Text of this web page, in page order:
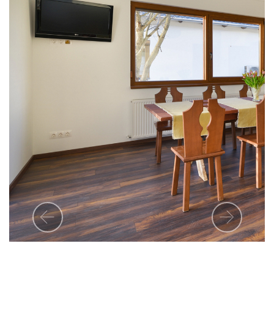
Previous Next
Címünk:
2209 Péteri
Petőfi Sándor u. 2.
Széchenyi Pihenőkártya
elfogadó hely vagyunk
NTAK regisztrált